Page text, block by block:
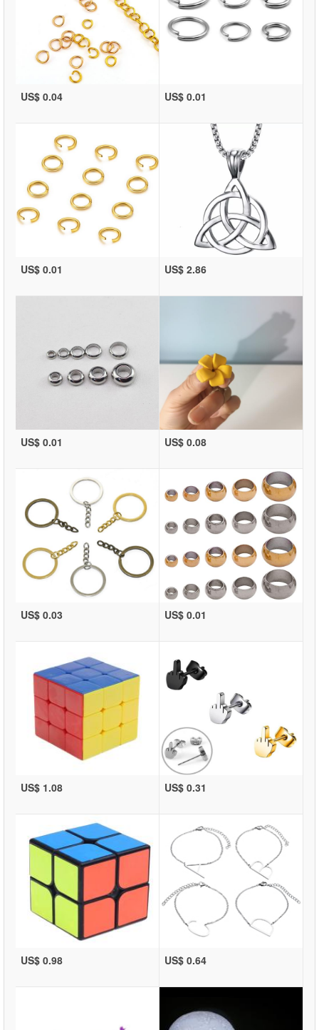
US$ 0.04 US$ 0.01
US$ 0.01 US$ 2.86
US$ 0.01 US$ 0.08
US$ 0.03 US$ 0.01
US$ 1.08 US$ 0.31
US$ 0.98 US$ 0.64